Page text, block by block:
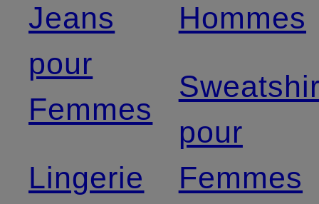
Jeans
pour
Femmes
Lingerie
Hommes
pour
Femmes